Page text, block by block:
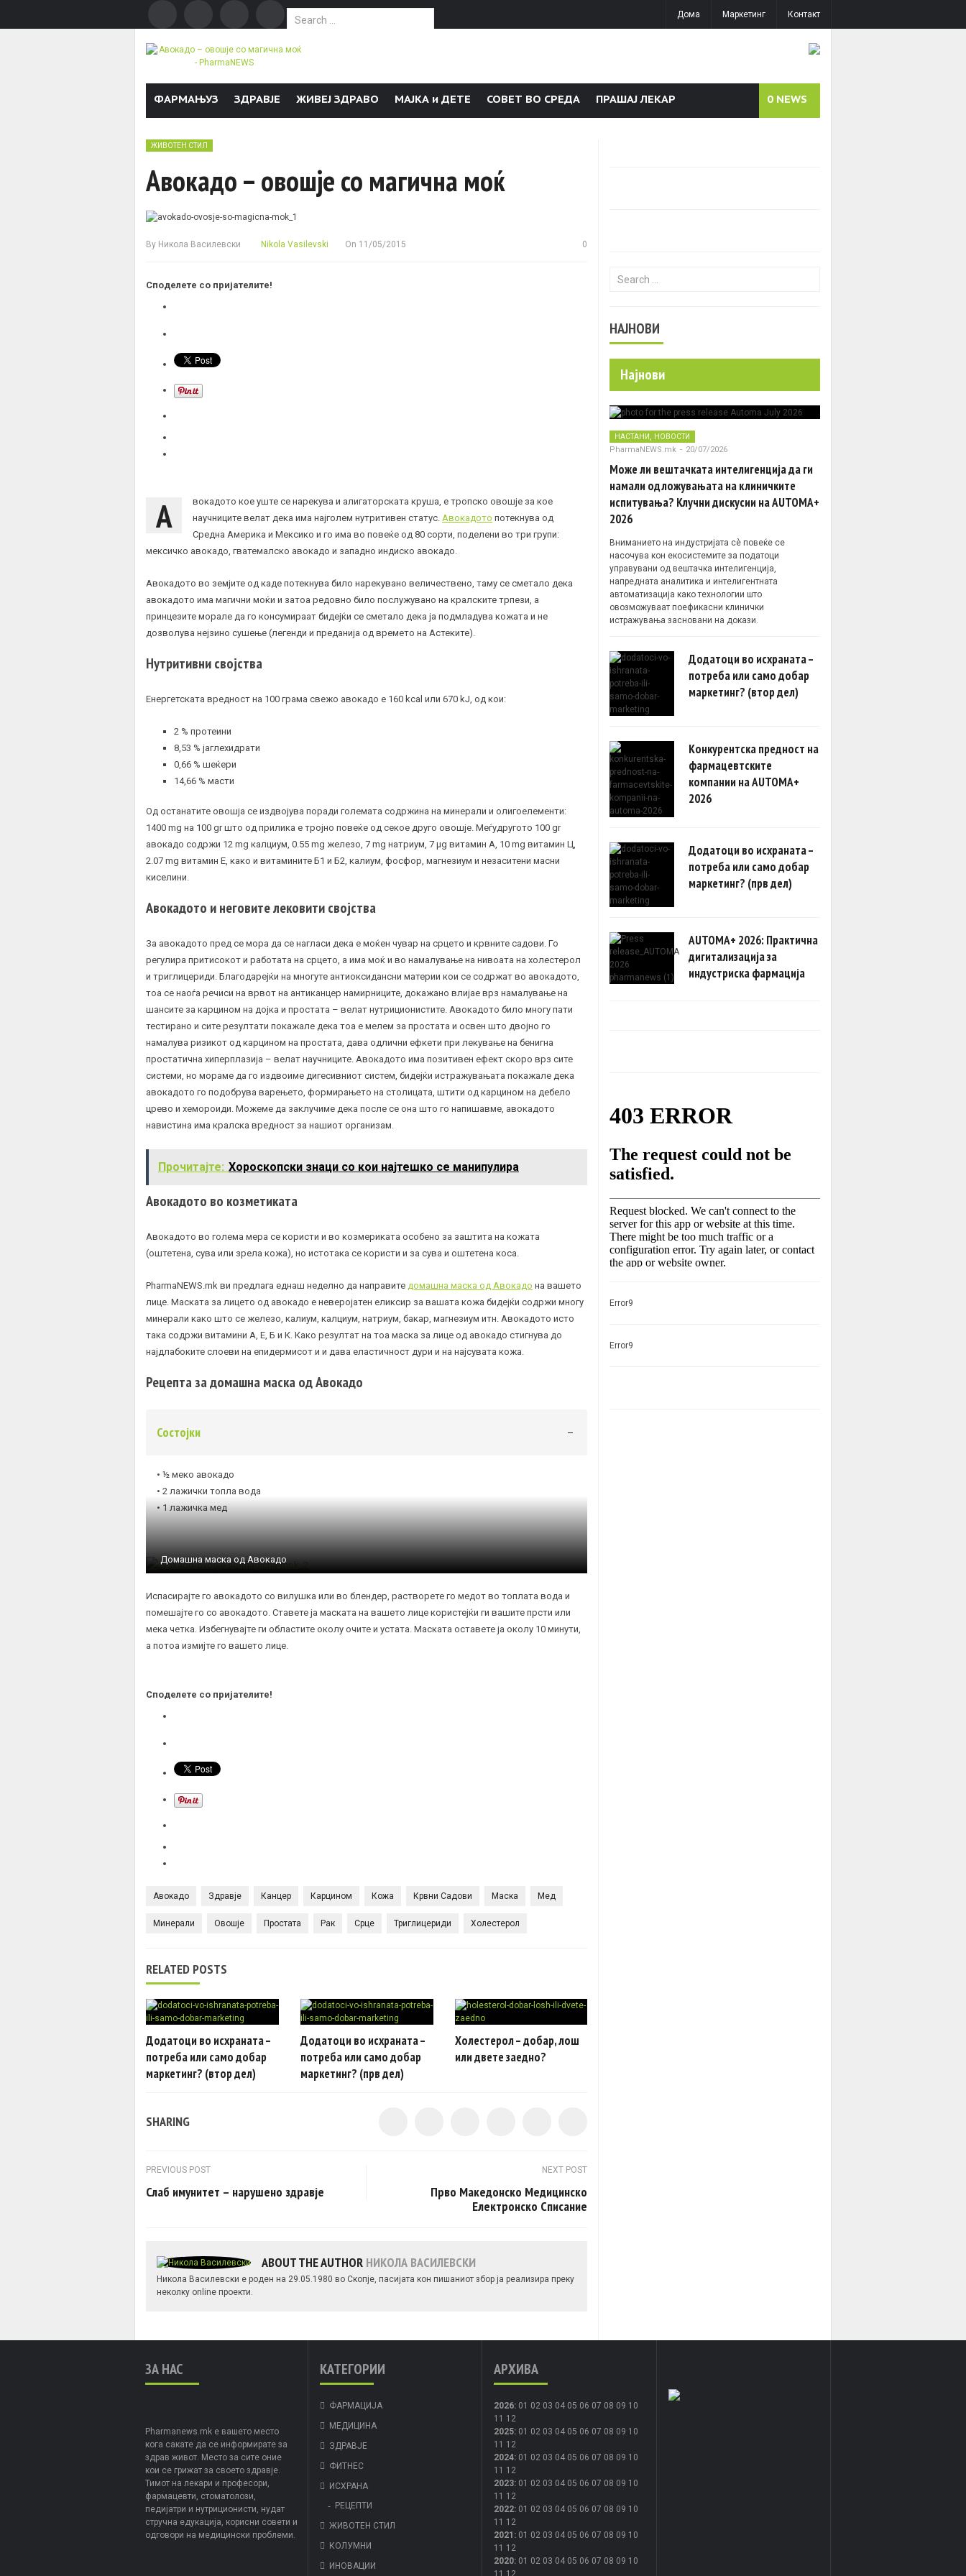
Search for:
Дома Маркетинг Контакт
ФАРМАЊУЗ ЗДРАВЈЕ ЖИВЕЈ ЗДРАВО МАЈКА и ДЕТЕ СОВЕТ ВО СРЕДА ПРАШАЈ ЛЕКАР 0 NEWS
ЖИВОТЕН СТИЛ
Авокадо – овошје со магична моќ
By Никола Василевски Nikola Vasilevski On 11/05/2015 0
Споделете со пријателите!
А
вокадото кое уште се нарекува и алигаторската круша, е тропско овошје за кое
научниците велат дека има најголем нутритивен статус. Авокадото потекнува од
Средна Америка и Мексико и го има во повеќе од 80 сорти, поделени во три групи:
мексичко авокадо, гватемалско авокадо и западно индиско авокадо.
Авокадото во земјите од каде потекнува било нарекувано величествено, таму се сметало дека
авокадото има магични моќи и затоа редовно било послужувано на кралските трпези, а
принцезите морале да го консумираат бидејќи се сметало дека ја подмладува кожата и не
дозволува нејзино сушење (легенди и преданија од времето на Астеките).
Нутритивни својства
Енергетската вредност на 100 грама свежо авокадо е 160 kcal или 670 kJ, од кои:
2 % протеини
8,53 % јаглехидрати
0,66 % шеќери
14,66 % масти
Од останатите овошја се издвојува поради големата содржина на минерали и олигоелементи:
1400 mg на 100 gr што од прилика е тројно повеќе од секое друго овошје. Меѓудругото 100 gr
авокадо содржи 12 mg калциум, 0.55 mg железо, 7 mg натриум, 7 μg витамин А, 10 mg витамин Ц,
2.07 mg витамин Е, како и витамините Б1 и Б2, калиум, фосфор, магнезиум и незаситени масни
киселини.
Авокадото и неговите лековити својства
За авокадото пред се мора да се нагласи дека е моќен чувар на срцето и крвните садови. Го
регулира притисокот и работата на срцето, а има моќ и во намалување на нивоата на холестерол
и триглицериди. Благодарејќи на многуте антиоксидансни материи кои се содржат во авокадото,
тоа се наоѓа речиси на врвот на антиканцер намирниците, докажано влијае врз намалување на
шансите за карцином на дојка и простата – велат нутриционистите. Авокадото било многу пати
тестирано и сите резултати покажале дека тоа е мелем за простата и освен што двојно го
намалува ризикот од карцином на простата, дава одлични ефкети при лекување на бенигна
простатична хиперплазија – велат научниците. Авокадото има позитивен ефект скоро врз сите
системи, но мораме да го издвоиме дигесивниот систем, бидејќи истражувањата покажале дека
авокадото го подобрува варењето, формирањето на столицата, штити од карцином на дебело
црево и хемороиди. Можеме да заклучиме дека после се она што го напишавме, авокадото
навистина има кралска вредност за нашиот организам.
Прочитајте: Хороскопски знаци со кои најтешко се манипулира
Авокадото во козметиката
Авокадото во голема мера се користи и во козмериката особено за заштита на кожата
(оштетена, сува или зрела кожа), но истотака се користи и за сува и оштетена коса.
PharmaNEWS.mk ви предлага еднаш неделно да направите домашна маска од Авокадо на вашето
лице. Маската за лицето од авокадо е неверојатен еликсир за вашата кожа бидејќи содржи многу
минерали како што се железо, калиум, калциум, натриум, бакар, магнезиум итн. Авокадото исто
така содржи витамини А, Е, Б и К. Како резултат на тоа маска за лице од авокадо стигнува до
најдлабоките слоеви на епидермисот и и дава еластичност дури и на најсувата кожа.
Рецепта за домашна маска од Авокадо
Состојки
• ½ меко авокадо
• 2 лажички топла вода
• 1 лажичка мед
Домашна маска од Авокадо
Испасирајте го авокадото со вилушка или во блендер, растворете го медот во топлата вода и
помешајте го со авокадото. Ставете ја маската на вашето лице користејќи ги вашите прсти или
мека четка. Избегнувајте ги областите околу очите и устата. Маската оставете ја околу 10 минути,
а потоа измијте го вашето лице.
Споделете со пријателите!
Авокадо Здравје Канцер Карцином Кожа Крвни Садови Маска Мед
Минерали Овошје Простата Рак Срце Триглицериди Холестерол
RELATED POSTS
Додатоци во исхраната –
потреба или само добар
маркетинг? (втор дел)
Додатоци во исхраната –
потреба или само добар
маркетинг? (прв дел)
Холестерол – добар, лош
или двете заедно?
SHARING
Post navigation
PREVIOUS POST
Слаб имунитет – нарушено здравје
NEXT POST
Прво Македонско Медицинско
Електронско Списание
ABOUT THE AUTHOR НИКОЛА ВАСИЛЕВСКИ
Никола Василевски е роден на 29.05.1980 во Скопје, пасијата кон пишаниот збор ја реализира преку
неколку online проекти.
Search for:
НАЈНОВИ
Најнови
НАСТАНИ , НОВОСТИ
PharmaNEWS.mk - 20/07/2026
Може ли вештачката интелигенција да ги
намали одложувањата на клиничките
испитувања? Клучни дискусии на AUTOMA+
2026
Вниманието на индустријата сè повеќе се
насочува кон екосистемите за податоци
управувани од вештачка интелигенција,
напредната аналитика и интелигентната
автоматизација како технологии што
овозможуваат поефикасни клинички
истражувања засновани на докази.
Додатоци во исхраната –
потреба или само добар
маркетинг? (втор дел)
Конкурентска предност на
фармацевтските
компании на AUTOMA+
2026
Додатоци во исхраната –
потреба или само добар
маркетинг? (прв дел)
AUTOMA+ 2026: Практична
дигитализација за
индустриска фармација
Error9
Error9
ЗА НАС
Pharmanews.mk е вашето место
кога сакате да се информирате за
здрав живот. Место за сите оние
кои се грижат за своето здравје.
Тимот на лекари и професори,
фармацевти, стоматолози,
педијатри и нутриционисти, нудат
стручна едукација, корисни совети и
одговори на медицински проблеми.
КАТЕГОРИИ
ФАРМАЦИЈА
МЕДИЦИНА
ЗДРАВЈЕ
ФИТНЕС
ИСХРАНА
РЕЦЕПТИ
ЖИВОТЕН СТИЛ
КОЛУМНИ
ИНОВАЦИИ
АРХИВА
2026: 01 02 03 04 05 06 07 08 09 10
11 12
2025: 01 02 03 04 05 06 07 08 09 10
11 12
2024: 01 02 03 04 05 06 07 08 09 10
11 12
2023: 01 02 03 04 05 06 07 08 09 10
11 12
2022: 01 02 03 04 05 06 07 08 09 10
11 12
2021 : 01 02 03 04 05 06 07 08 09 10
11 12
2020: 01 02 03 04 05 06 07 08 09 10
11 12